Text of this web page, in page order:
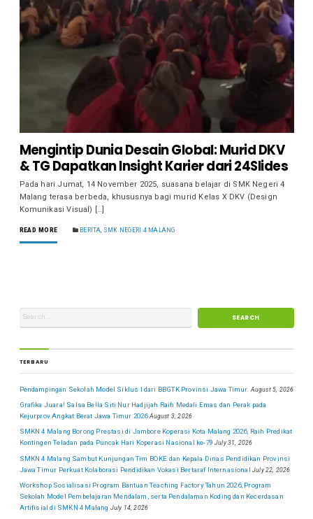
Mengintip Dunia Desain Global: Murid DKV
& TG Dapatkan Insight Karier dari 24Slides
Pada hari Jumat, 14 November 2025, suasana belajar di SMK Negeri 4
Malang terasa berbeda, khususnya bagi murid Kelas X DKV (Design
Komunikasi Visual) […]
READ MORE BERITA, SMK NEGERI 4 MALANG
TERBARU
Pendampingan Sekolah Model Siklus I dari BBGTK Provinsi Jawa Timur. August 5, 2026
Grafika Juara! Salsa Bella Siti Nur Hadjijah Raih Medali Emas dan Perak pada
Kejurprov Angkat Berat Jawa Timur 2026 August 3, 2026
SMKN 4 Malang Borong Prestasi di Jambore Koperasi Kota Malang 2026, Raih Predikat
Kontingen Teladan pada Puncak Hari Koperasi Nasional ke-79 July 31, 2026
SMKN 4 Malang Sambut Kunjungan Tim BOKE dan Kepala Dinas Pendidikan Provinsi
Jawa Timur Perkuat Kolaborasi Pendidikan Vokasi Bertaraf Internasional July 22, 2026
Workshop Sosialisasi Program Bantuan Teaching Factory Tahun 2026, Program
Sekolah Model Pembelajaran Mendalam, serta Pendalaman Koding dan Kecerdasan
Artifisial di SMKN 4 Malang July 14, 2026